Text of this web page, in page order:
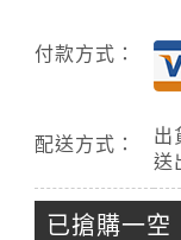
付款方式：
配送方式：
出
送
已搶購一空